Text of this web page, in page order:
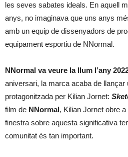
les seves sabates ideals. En aquell
anys, no imaginava que uns anys
amb un equip de dissenyadors de
equipament esportiu de NNormal.
NNormal va veure la llum l’any
aniversari, la marca acaba de llançar
protagonitzada per Kilian Jornet:
film de NNormal, Kilian Jornet obre
finestra sobre aquesta significativa
comunitat és tan important.